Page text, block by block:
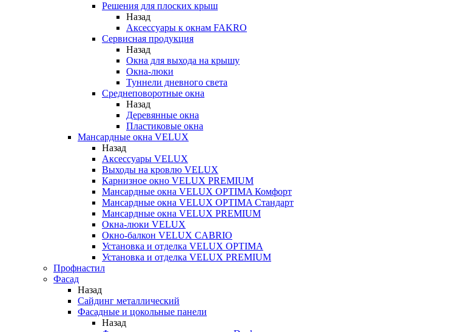
Решения для плоских крыш
Назад
Аксессуары к окнам FAKRO
Сервисная продукция
Назад
Окна для выхода на крышу
Окна-люки
Туннели дневного света
Среднеповоротные окна
Назад
Деревянные окна
Пластиковые окна
Мансардные окна VELUX
Назад
Аксессуары VELUX
Выходы на кровлю VELUX
Карнизное окно VELUX PREMIUM
Мансардные окна VELUX OPTIMA Комфорт
Мансардные окна VELUX OPTIMA Стандарт
Мансардные окна VELUX PREMIUM
Окна-люки VELUX
Окно-балкон VELUX CABRIO
Установка и отделка VELUX OPTIMA
Установка и отделка VELUX PREMIUM
Профнастил
Фасад
Назад
Сайдинг металлический
Фасадные и цокольные панели
Назад